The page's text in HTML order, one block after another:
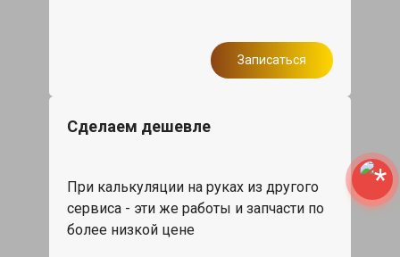
Записаться
Сделаем дешевле
При калькуляции на руках из другого
сервиса - эти же работы и запчасти по
более низкой цене